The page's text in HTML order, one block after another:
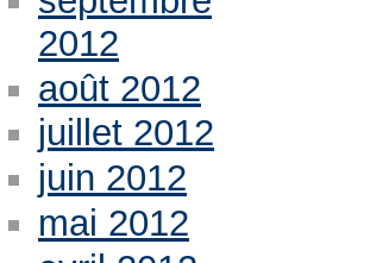
2012
août 2012
juillet 2012
juin 2012
mai 2012